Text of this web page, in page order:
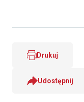
Drukuj
Udostępnij